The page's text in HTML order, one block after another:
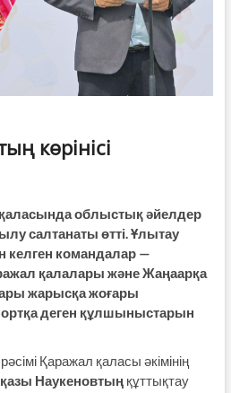
көрінісі
облыстық әйелдер
салтанаты өтті. Ұлытау
келген командалар —
қалалары және Жаңаарқа
жарысқа жоғары
деген құлшыныстарын
Қаражал қаласы әкімінің
Наукеновтыңқұттықтау